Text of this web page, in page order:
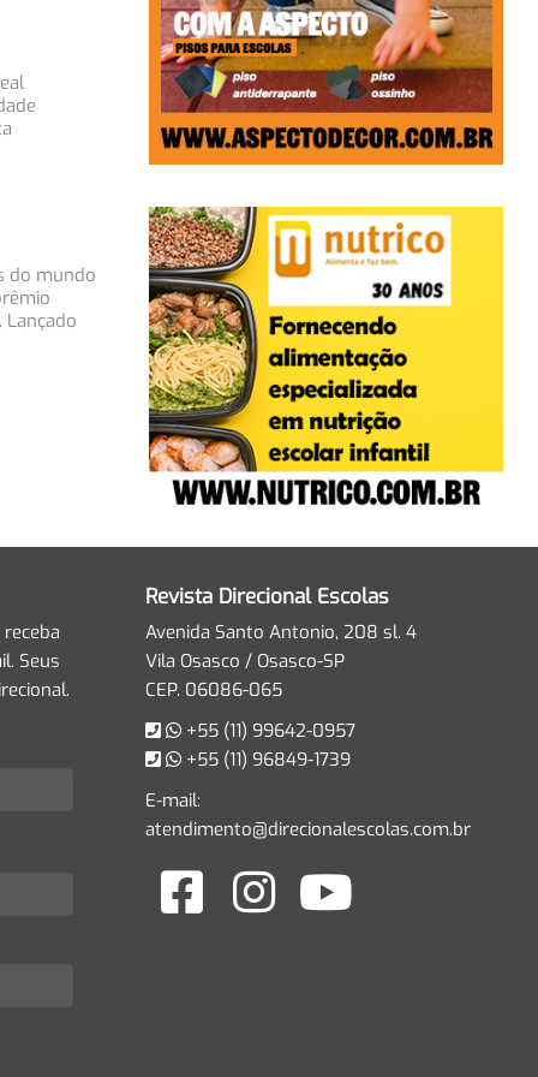
do mundo
Seus
Revista Direcional Escolas
Avenida Santo Antonio, 208 sl. 4
Vila Osasco / Osasco-SP
CEP. 06086-065
+55 (11) 99642-0957
+55 (11) 96849-1739
E-mail:
atendimento@direcionalescolas.com.br